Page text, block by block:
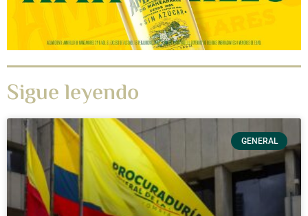
Sigue leyendo
GENERAL